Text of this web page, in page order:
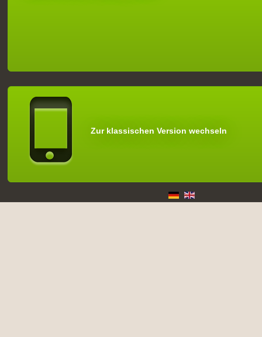
Zur klassischen Version wechseln